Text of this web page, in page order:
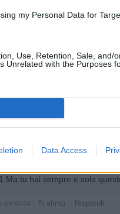
my Personal Data for
Use, Retention, Sale, and/
Unrelated with the Purposes
Data Access
normalità
:Buongiorno
, patetici e cerebrolesi liberi di
ore 11:45 · Ti stimo ·Rispondi
Ma tu hai sempre e solo
ore 04:04 Ti stimo Rispondi